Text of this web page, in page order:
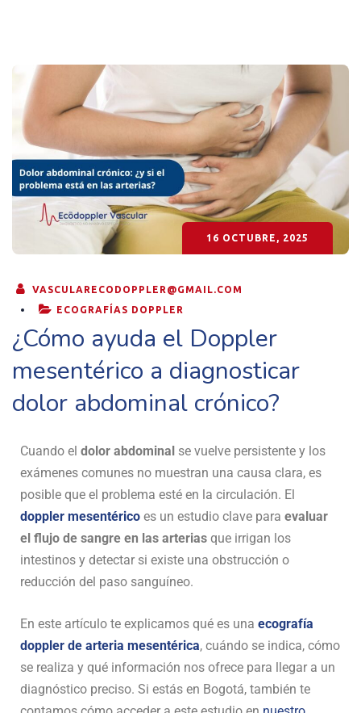
16 OCTUBRE, 2025
VASCULARECODOPPLER@GMAIL.COM
ECOGRAFÍAS DOPPLER
¿Cómo ayuda el Doppler
mesentérico a diagnosticar
dolor abdominal crónico?
Cuando el dolor abdominal se vuelve persistente y los
exámenes comunes no muestran una causa clara, es
posible que el problema esté en la circulación. El
doppler mesentérico es un estudio clave para evaluar
el flujo de sangre en las arterias que irrigan los
intestinos y detectar si existe una obstrucción o
reducción del paso sanguíneo.
En este artículo te explicamos qué es una ecografía
doppler de arteria mesentérica, cuándo se indica, cómo
se realiza y qué información nos ofrece para llegar a un
diagnóstico preciso. Si estás en Bogotá, también te